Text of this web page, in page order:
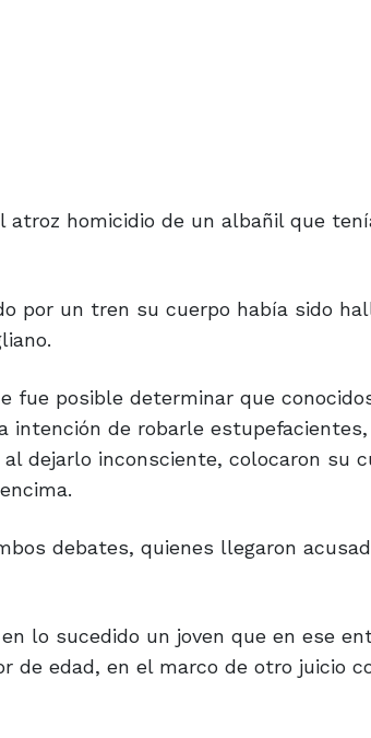
atroz homicidio de un albañil que
por un tren su cuerpo había sido
fue posible determinar que
intención de robarle
dejarlo inconsciente, colocaron su
debates, quienes llegaron
lo sucedido un joven que en ese
de edad, en el marco de otro juicio